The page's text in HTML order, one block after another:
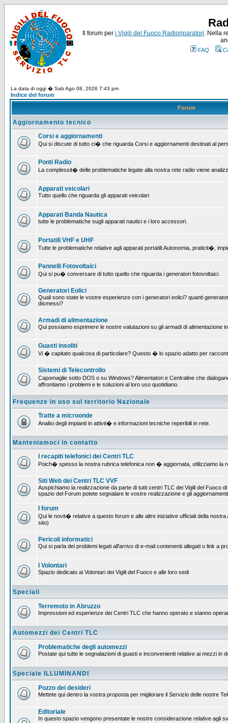
Il forum per i Vigili del Fuoco Radioriparatori. Nella
FAQ
La data di oggi � Sab Ago 08, 2026 7:43 pm
Indice del forum
Forum
Aggiornamento tecnico
Corsi e aggiornamenti
Qui si discute di tutto ci� che riguarda Corsi e aggiornamenti destinati al
Ponti Radio
La complessit� delle problematiche legate alla nostra rete radio viene
Apparati veicolari
Tutto quello che riguarda gli apparati veicolari
Apparati Banda Nautica
tutte le problematiche sugli apparati nautici e i loro accessori.
Portatili VHF e UHF
Tutte le problematiche relative agli apparati portatili:Autonomia, praticit�,
Pannelli Fotovoltaici
Qui si pu� conversare di tutto quello che riguarda i generatori fotovoltaici.
Generatori Eolici
Quali sono state le vostre esperienze con i generatori eolici? quanti
dismessi?
Armadi di alimentazione
Qui possiamo esprimere le nostre valutazioni su gli armadi di alimentazione
Guasti insoliti
Vi � capitato qualcosa di particolare? Questo � lo spazio adatto per
Sistemi di Telecontrollo
Capomaglie sotto DOS o su Windows? Alimentatori e Centraline che
affrontiamo i problemi e le soluzioni al loro uso quotidiano.
Frequenze in uso sul territorio Nazionale
Tratte a microonde
Analisi degli impianti in attivit� e informazioni tecniche reperibili in rete.
Manteniamoci in contatto
I recapiti telefonici dei Centri TLC
Poich� spesso la nostra rubrica telefonica non � aggiornata, utilizziamo la
Siti Web dei Centri TLC VVF
Auspichiamo la realizzazione da parte di tutti centri TLC dei Vigili del Fuoco
spazio del Forum potete segnalare le vostre realizzazione e gli
I forum
Qui le novit� relative a questo forum e alle altre iniziative ufficiali della
sito)
Pericoli informatici
Qui si parla dei problemi legati all'arrivo di e-mail contenenti allegati o link a
I Volontari
Spazio dedicato ai Volontari dei Vigili del Fuoco e alle loro sedi
Speciali
Terremoto in Abruzzo
Impressioni ed esperienze dei Centri TLC che hanno operato e stanno
Automezzi dei Centri TLC
Problematiche degli automezzi
Postate qui tutte le segnalazioni di guasti e inconvenienti relative ai mezzi in
Speciale ILLUMINANDI
Pozzo dei desideri
Mettete qui dentro la vostra proposta per migliorare il Servizio delle nostre
Editoriale
In questo spazio vengono presentate le nostre considerazione relative agli